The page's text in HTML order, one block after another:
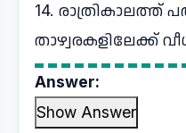
14. രാത്രികാലത്ത്
താഴ്വരകളിലേക്ക്
Answer:
Show Answer